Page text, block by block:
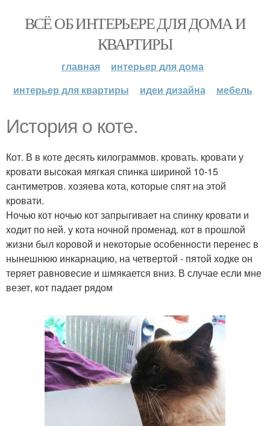
ВСЁ ОБ ИНТЕРЬЕРЕ ДЛЯ ДОМА И
КВАРТИРЫ
главная
интерьер для дома
интерьер для квартиры
идеи дизайна мебель
История о коте.
Кот. В в коте десять килограммов. кровать. кровати у
кровати высокая мягкая спинка шириной 10-15
сантиметров. хозяева кота, которые спят на этой
кровати.
Ночью кот ночью кот запрыгивает на спинку кровати и
ходит по ней. у кота ночной променад. кот в прошлой
жизни был коровой и некоторые особенности перенес в
нынешнюю инкарнацию, на четвертой - пятой ходке он
теряет равновесие и шмякается вниз. В случае если мне
везет, кот падает рядом